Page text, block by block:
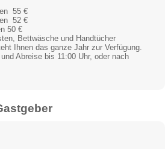
55 €
52 €
50 €
Bettwäsche und Handtücher
Ihnen das ganze Jahr zur Verfügung.
Abreise bis 11:00 Uhr, oder nach